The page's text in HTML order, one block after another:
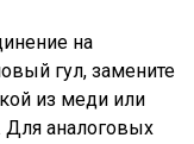
на
гул, замените
из меди или
Для аналоговых